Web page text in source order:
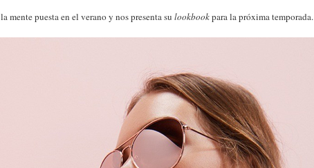
mente puesta en el verano y nos presenta su lookbookpara la próxima temporada.